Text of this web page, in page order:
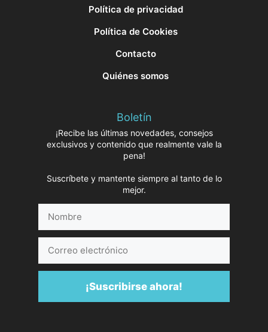
Política de privacidad
Política de Cookies
Contacto
Quiénes somos
Boletín
¡Recibe las últimas novedades, consejos
exclusivos y contenido que realmente vale la
pena!
Suscríbete y mantente siempre al tanto de lo
mejor.
electrónico
¡Suscribirse ahora!